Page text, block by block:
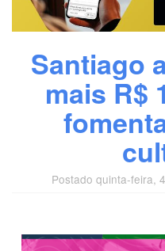
Santiago
mais R$
Postado quinta-feira,